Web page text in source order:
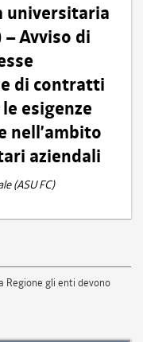
universitaria
Avviso di
di contratti
esigenze
nell’ambito
aziendali
(ASU FC)
Regione gli enti devono